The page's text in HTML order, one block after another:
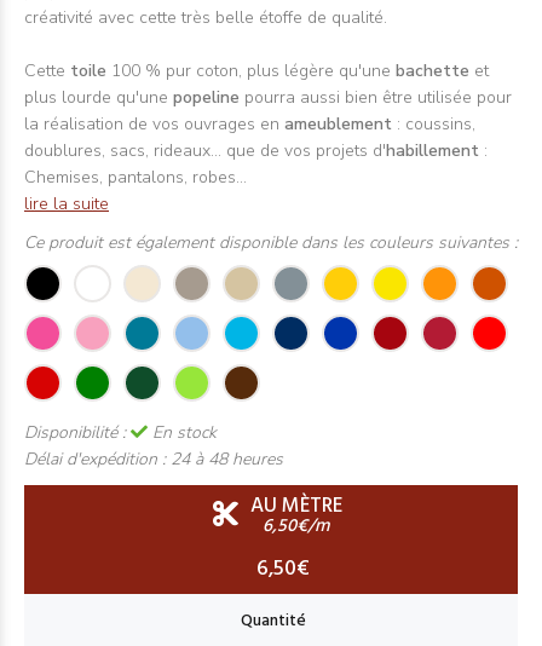
créativité avec cette très belle étoffe de qualité.
Cette toile 100 % pur coton, plus légère qu'une bachette et
plus lourde qu'une popeline pourra aussi bien être utilisée pour
la réalisation de vos ouvrages en ameublement : coussins,
doublures, sacs, rideaux... que de vos projets d'habillement :
Chemises, pantalons, robes...
lire la suite
Ce produit est également disponible dans les couleurs suivantes :
Disponibilité :
En stock
Délai d'expédition : 24 à 48 heures
AU MÈTRE
6,50€/m
6,50€